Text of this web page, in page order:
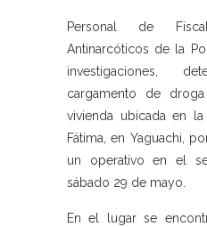
Personal de
Antinarcóticos de la
investigaciones,
cargamento de
vivienda ubicada en
Fátima, en Yaguachi,
un operativo en el
sábado 29 de mayo.
En el lugar se